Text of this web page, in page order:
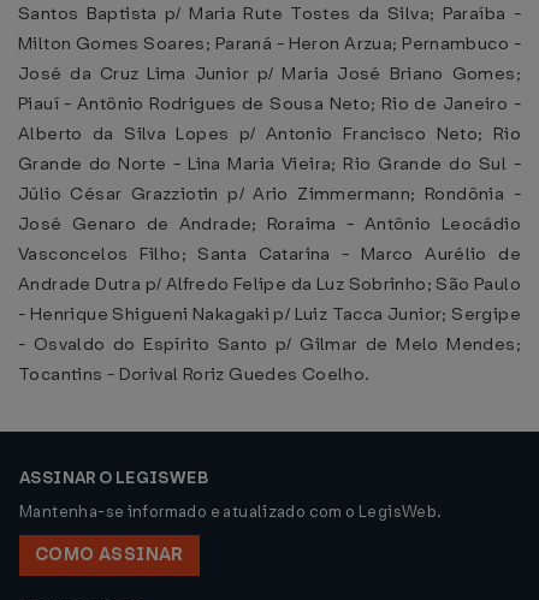
Santos Baptista p/ Maria Rute Tostes da Silva; Paraíba -
Milton Gomes Soares; Paraná - Heron Arzua; Pernambuco -
José da Cruz Lima Junior p/ Maria José Briano Gomes;
Piauí - Antônio Rodrigues de Sousa Neto; Rio de Janeiro -
Alberto da Silva Lopes p/ Antonio Francisco Neto; Rio
Grande do Norte - Lina Maria Vieira; Rio Grande do Sul -
Júlio César Grazziotin p/ Ario Zimmermann; Rondônia -
José Genaro de Andrade; Roraima - Antônio Leocádio
Vasconcelos Filho; Santa Catarina - Marco Aurélio de
Andrade Dutra p/ Alfredo Felipe da Luz Sobrinho; São Paulo
- Henrique Shigueni Nakagaki p/ Luiz Tacca Junior; Sergipe
- Osvaldo do Espírito Santo p/ Gilmar de Melo Mendes;
Tocantins - Dorival Roriz Guedes Coelho.
ASSINAR O LEGISWEB
Mantenha-se informado e atualizado com o LegisWeb.
COMO ASSINAR